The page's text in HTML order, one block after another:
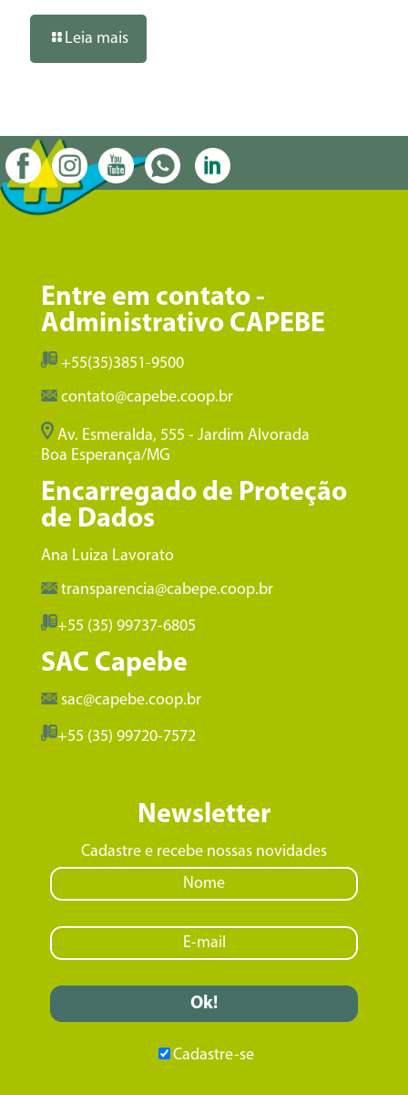
Leia mais
Entre em contato -
Administrativo CAPEBE
+55(35)3851-9500
contato@capebe.coop.br
Av. Esmeralda, 555 - Jardim Alvorada
Boa Esperança/MG
Encarregado de Proteção
de Dados
Ana Luiza Lavorato
transparencia@cabepe.coop.br
+55 (35) 99737-6805
SAC Capebe
sac@capebe.coop.br
+55 (35) 99720-7572
Newsletter
Cadastre e recebe nossas novidades
Cadastre-se